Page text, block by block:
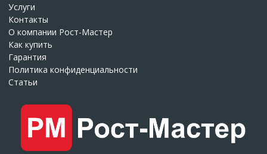
Услуги
Контакты
О компании Рост-Мастер
Как купить
Гарантия
Политика конфиденциальности
Статьи